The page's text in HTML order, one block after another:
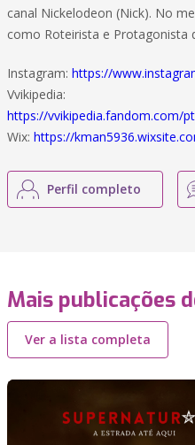
canal Nickelodeon (Nick). No
como Roteirista e Protagonista
Instagram: https://
Vvikipedia:
https://vvikipedia.fandom.com/
Wix: https://
Perfil completo
Mais publicações
Ver a lista completa